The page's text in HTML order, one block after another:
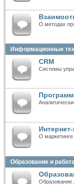
О методах
Информационные
CRM
Системы
О маркетинге
Образование и работа
Образование